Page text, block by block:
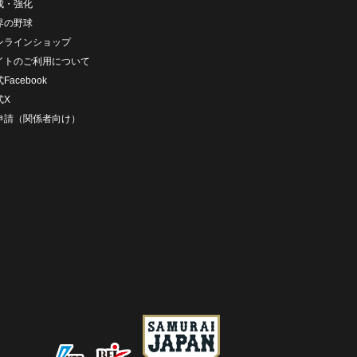
・強化
の野球
ラインショップ
トのご利用について
Facebook
X
請（関係者向け）